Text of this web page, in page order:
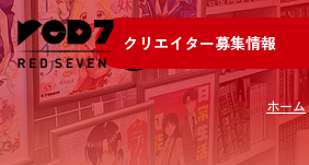
クリエイター募集情報
各ポジション・個人作家
求人急募中のプロジェクト
ホーム